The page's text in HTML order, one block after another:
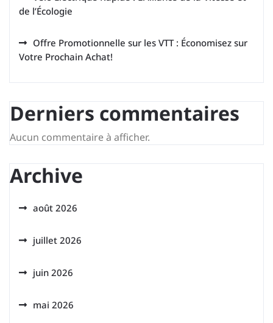
de l’Écologie
Offre Promotionnelle sur les VTT : Économisez sur
Votre Prochain Achat!
Derniers commentaires
Aucun commentaire à afficher.
Archive
août 2026
juillet 2026
juin 2026
mai 2026